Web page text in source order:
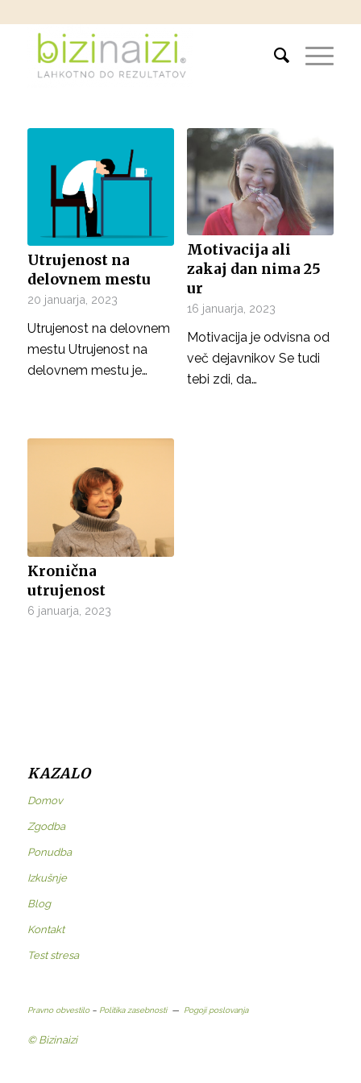
Utrujenost na
delovnem mestu
20 januarja, 2023
Utrujenost na delovnem
mestu Utrujenost na
delovnem mestu je…
Motivacija ali
zakaj dan nima 25
ur
16 januarja, 2023
Motivacija je odvisna od
več dejavnikov Se tudi
tebi zdi, da…
Kronična
utrujenost
6 januarja, 2023
KAZALO
Domov
Zgodba
Ponudba
Izkušnje
Blog
Kontakt
Test stresa
Pravno obvestilo–Politika zasebnosti— Pogoji poslovanja
© Bizinaizi